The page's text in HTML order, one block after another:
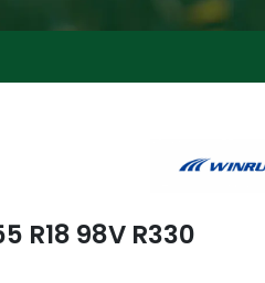
R18 98V R330